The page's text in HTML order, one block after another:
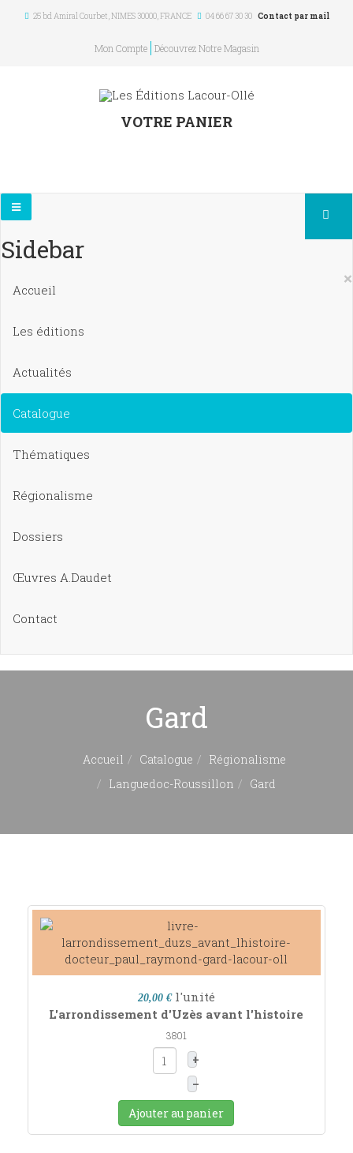
25 bd Amiral Courbet, NIMES 30000,FRANCE 04 66 67 30 30 Contact par mail
Mon Compte Découvrez Notre Magasin
VOTRE PANIER
Sidebar
×
Accueil
Les éditions
Actualités
Catalogue
Thématiques
Régionalisme
Dossiers
Œuvres A.Daudet
Contact
Gard
Accueil Catalogue
Régionalisme
Languedoc-Roussillon
Gard
20,00 € l'unité
L'arrondissement d'Uzès avant l'histoire
3801
+
–
Ajouter au panier